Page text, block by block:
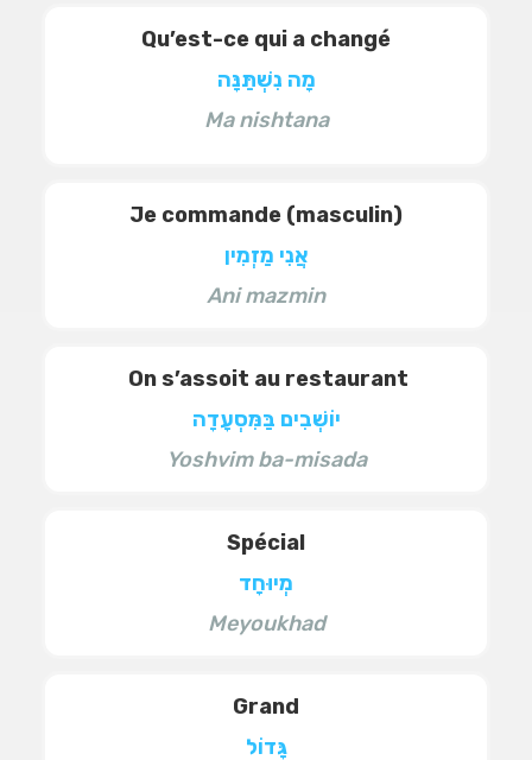
Qu’est-ce qui a changé
מָה נִשְׁתַּנָּה
Ma nishtana
Je commande (masculin)
אֲנִי מַזְמִין
Ani mazmin
On s’assoit au restaurant
יוֹשְׁבִים בַּמִּסְעָדָה
Yoshvim ba-misada
Spécial
מְיוּחָד
Meyoukhad
Grand
גָּדוֹל